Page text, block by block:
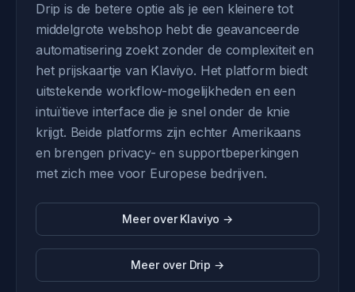
Drip is de betere optie als je een kleinere tot
middelgrote webshop hebt die geavanceerde
automatisering zoekt zonder de complexiteit en
het prijskaartje van Klaviyo. Het platform biedt
uitstekende workflow-mogelijkheden en een
intuïtieve interface die je snel onder de knie
krijgt. Beide platforms zijn echter Amerikaans
en brengen privacy- en supportbeperkingen
met zich mee voor Europese bedrijven.
Meer over Klaviyo →
Meer over Drip →